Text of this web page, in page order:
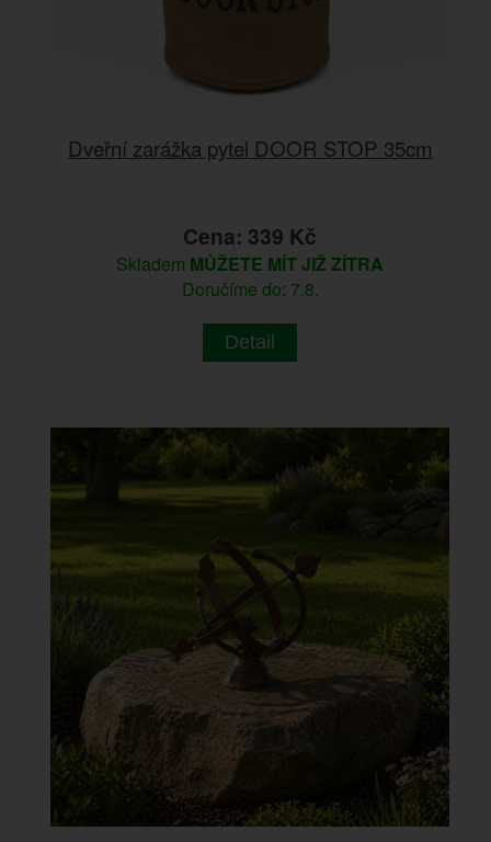
Dveřní zarážka pytel DOOR STOP 35cm
Cena: 339 Kč
Skladem MŮŽETE MÍT JIŽ ZÍTRA
Doručíme do: 7.8.
Detail